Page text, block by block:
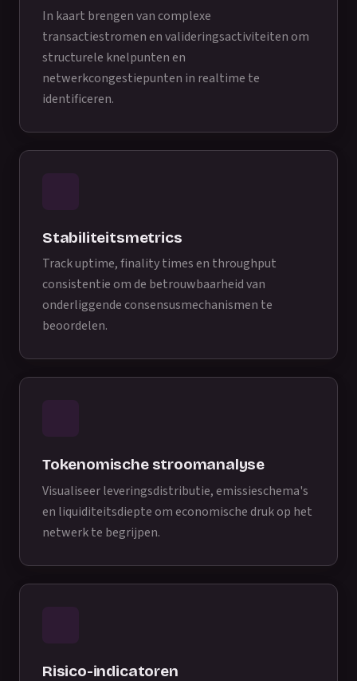
In kaart brengen van complexe
transactiestromen en valideringsactiviteiten om
structurele knelpunten en
netwerkcongestiepunten in realtime te
identificeren.
Stabiliteitsmetrics
Track uptime, finality times en throughput
consistentie om de betrouwbaarheid van
onderliggende consensusmechanismen te
beoordelen.
Tokenomische stroomanalyse
Visualiseer leveringsdistributie, emissieschema's
en liquiditeitsdiepte om economische druk op het
netwerk te begrijpen.
Risico-indicatoren